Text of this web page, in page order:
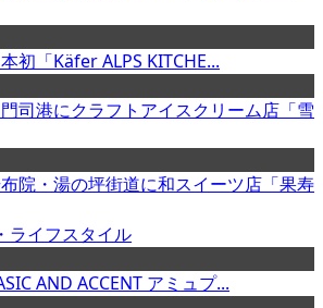
初「Käfer ALPS KITCHE...
司港にクラフトアイスクリーム店「雪
院・湯の坪街道に和スイーツ店「果寿
ライフスタイル
AND ACCENT アミュプ...